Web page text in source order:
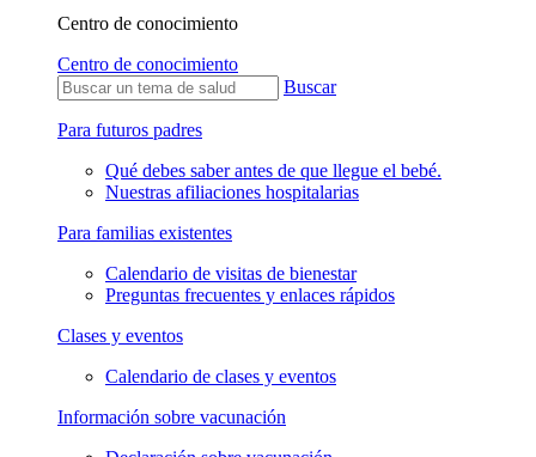
Centro de conocimiento
Centro de conocimiento
Buscar
Para futuros padres
Qué debes saber antes de que llegue el bebé.
Nuestras afiliaciones hospitalarias
Para familias existentes
Calendario de visitas de bienestar
Preguntas frecuentes y enlaces rápidos
Clases y eventos
Calendario de clases y eventos
Información sobre vacunación